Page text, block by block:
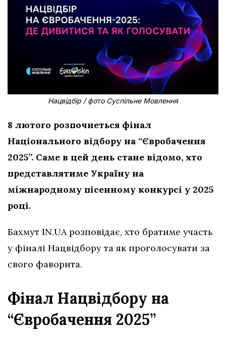
Нацвідбір / фото Суспільне Мовлення
8 лютого розпочнеться фінал
Національного відбору на “Євробачення
2025”. Саме в цей день стане відомо, хто
представлятиме Україну на
міжнародному пісенному конкурсі у 2025
році.
Бахмут IN.UA розповідає, хто братиме участь
у фіналі Нацвідбору та як проголосувати за
свого фаворита.
Фінал Нацвідбору на
“Євробачення 2025”